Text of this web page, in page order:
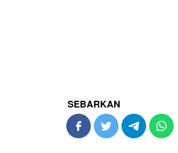
SEBARKAN